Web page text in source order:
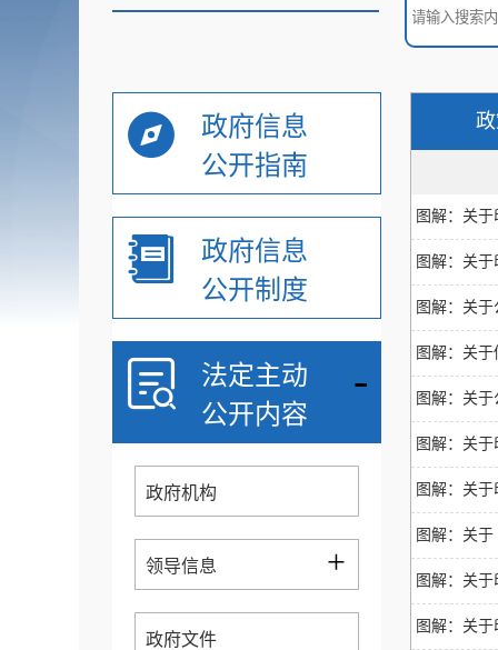
政府信息
公开指南
政府信息
公开制度
法定主动
公开内容
-
政府机构
领导信息 +
政府文件
图解：关
图解：关
图解：关
图解：关
图解：关
图解：关
图解：关
图解：关
图解：关
图解：关